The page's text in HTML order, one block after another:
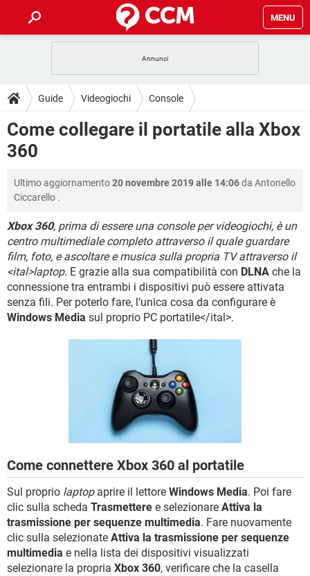
MENU
INTRATTENIMENTO ANDROID
iOS WINDOWS 10
INSTAGRAM
HARDWARE
GUIDE
COVID-19 GAMING
INTRATTENIMENTO ANDROID
INSTAGRAM WHATSAPP
HARDWARE
DOWNLOAD
COVID-19
iOS
INSTAGRAM WHATSAPP
TIKTOK FACEBOOK
HARDWARE
FORUM
COVID-19 GAMING
iOS WINDOWS 10
INSTAGRAM WHATSAPP
TIKTOK FACEBOOK
HARDWARE
GLOSSARIO
COVID-19 GAMING
INTRATTENIMENTO ANDROID
iOS WINDOWS 10
INSTAGRAM WHATSAPP
TIKTOK FACEBOOK
Guide Videogiochi Console
Come collegare il portatile alla Xbox
360
Ultimo aggiornamento20 novembre 2019 alle 14:06da Antonello
Ciccarello .
Xbox 360, prima di essere una console per videogiochi, è un
centro multimediale completo attraverso il quale guardare
film, foto, e ascoltare e musica sulla propria TV attraverso il
<ital>laptop. E grazie alla sua compatibilità con DLNA che la
connessione tra entrambi i dispositivi può essere attivata
senza fili. Per poterlo fare, l’unica cosa da configurare è
Windows Media sul proprio PC portatile</ital>.
Come connettere Xbox 360 al portatile
Sul proprio laptopaprire il lettore Windows Media. Poi fare
clic sulla scheda Trasmettere e selezionare Attiva la
trasmissione per sequenze multimedia. Fare nuovamente
clic sulla selezionate Attiva la trasmissione per sequenze
multimedia e nella lista dei dispositivi visualizzati
selezionare la propria Xbox 360, verificare che la casella